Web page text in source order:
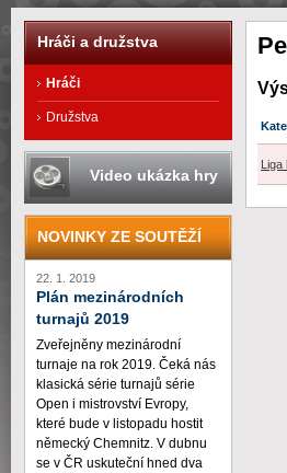
Liga
Hráči a družstva
Hráči
Družstva
Video ukázka hry
NOVINKY ZE SOUTĚŽÍ
22. 1. 2019
Plán mezinárodních
turnajů 2019
Zveřejněny mezinárodní
turnaje na rok 2019. Čeká nás
klasická série turnajů série
Open i mistrovství Evropy,
které bude v listopadu hostit
německý Chemnitz. V dubnu
se v ČR uskuteční hned dva